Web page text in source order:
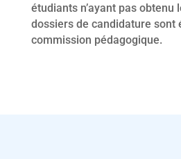
étudiants n’ayant pas obtenu
dossiers de candidature sont
commission pédagogique.